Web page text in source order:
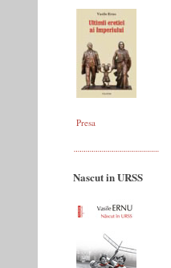
Presa
Nascut in URSS